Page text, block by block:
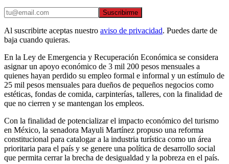
Suscribirme
Al suscribirte aceptas nuestro aviso de privacidad. Puedes darte de
baja cuando quieras.
En la Ley de Emergencia y Recuperación Económica se considera
asignar un apoyo económico de 3 mil 200 pesos mensuales a
quienes hayan perdido su empleo formal e informal y un estímulo de
25 mil pesos mensuales para dueños de pequeños negocios como
estéticas, fondas de comida, carpinterías, talleres, con la finalidad de
que no cierren y se mantengan los empleos.
Con la finalidad de potencializar el impacto económico del turismo
en México, la senadora Mayuli Martínez propuso una reforma
constitucional para catalogar a la industria turística como un área
prioritaria para el país y se genere una política de desarrollo social
que permita cerrar la brecha de desigualdad y la pobreza en el país.